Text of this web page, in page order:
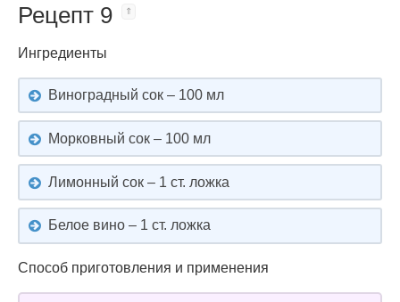
Рецепт 9
Ингредиенты
Виноградный сок – 100 мл
Морковный сок – 100 мл
Лимонный сок – 1 ст. ложка
Белое вино – 1 ст. ложка
Способ приготовления и применения